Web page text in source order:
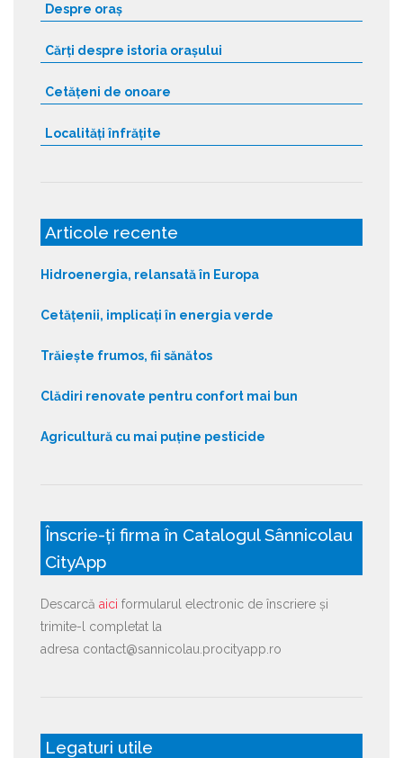
Despre oraș
Cărți despre istoria orașului
Cetățeni de onoare
Localități înfrățite
Articole recente
Hidroenergia, relansată în Europa
Cetățenii, implicați în energia verde
Trăiește frumos, fii sănătos
Clădiri renovate pentru confort mai bun
Agricultură cu mai puține pesticide
Înscrie-ți firma în Catalogul Sânnicolau
CityApp
Descarcă aici formularul electronic de înscriere și
trimite-l completat la
adresa contact@sannicolau.procityapp.ro
Legaturi utile